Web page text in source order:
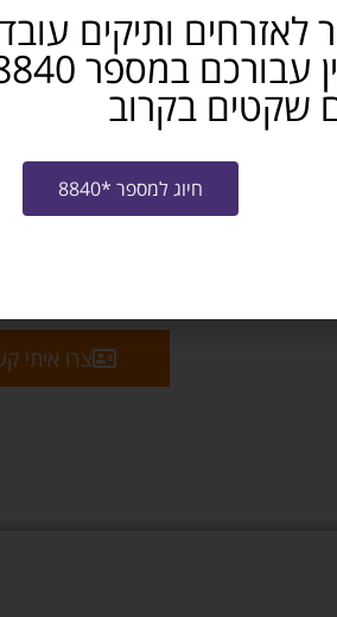
צרו איתי
לאזרחים ותיקים
שקטים בקרוב
חיוג למספר *8840